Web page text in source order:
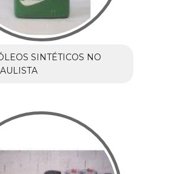
SINTÉTICOS NO